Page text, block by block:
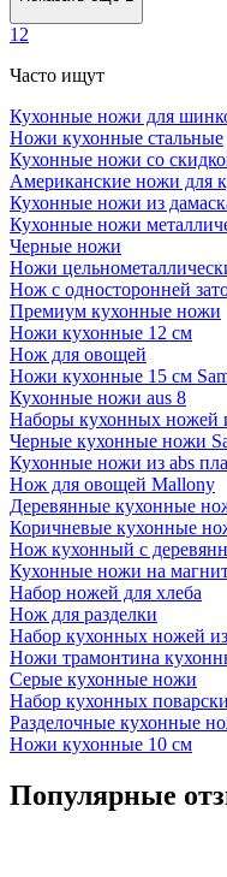
1 2
Часто ищут
Кухонные ножи для
Ножи кухонные стальные
Кухонные ножи со
Американские ножи для
Кухонные ножи из
Кухонные ножи
Черные ножи
Ножи
Нож с односторонней
Премиум кухонные ножи
Ножи кухонные 12 см
Нож для овощей
Ножи кухонные 15 см
Кухонные ножи aus 8
Наборы кухонных ножей
Черные кухонные ножи
Кухонные ножи из abs
Нож для овощей Mallony
Деревянные кухонные
Коричневые кухонные
Нож кухонный с
Кухонные ножи на
Набор ножей для хлеба
Нож для разделки
Набор кухонных ножей
Ножи трамонтина
Серые кухонные ножи
Набор кухонных
Разделочные кухонные
Ножи кухонные 10 см
Популярные